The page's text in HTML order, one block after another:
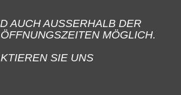
AUCH AUSSERHALB DER
MÖGLICH.
SIE UNS